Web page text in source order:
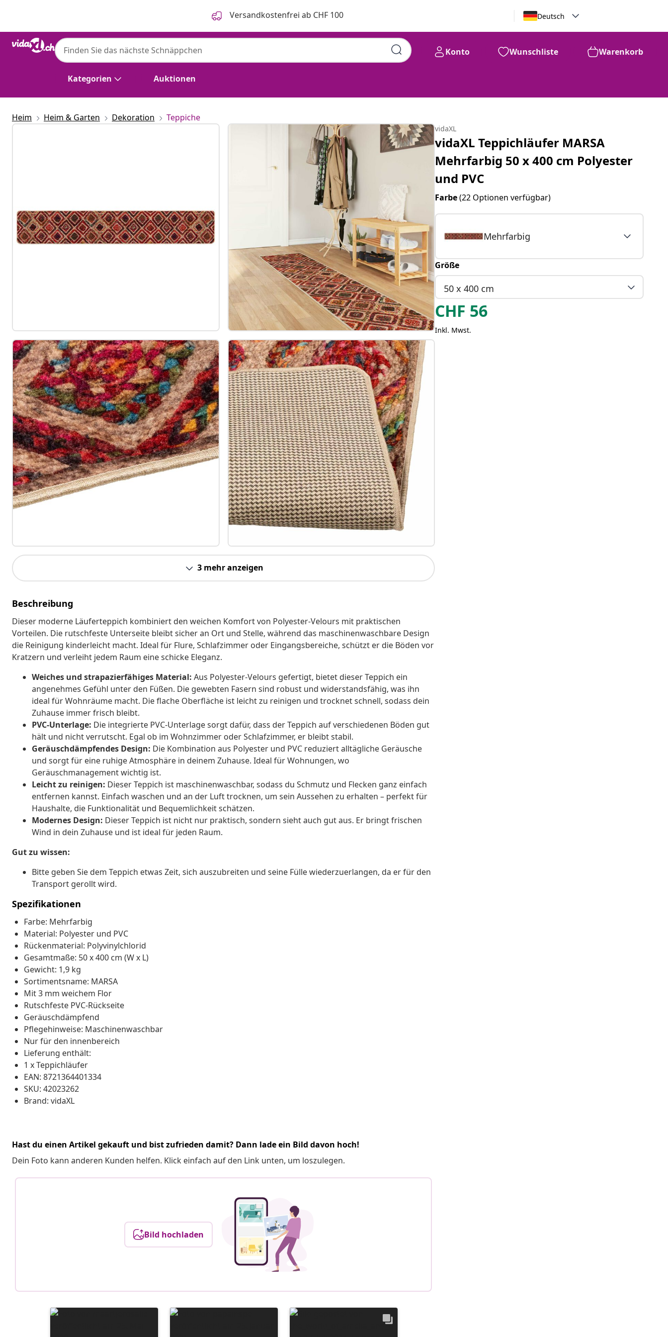
Versandkostenfrei ab CHF 100 Deutsch
Kategorien Auktionen
Konto Wunschliste Warenkorb
Heim Heim & Garten Dekoration Teppiche
3 mehr anzeigen
Beschreibung
Dieser moderne Läuferteppich kombiniert den weichen Komfort von Polyester-Velours mit praktischen
Vorteilen. Die rutschfeste Unterseite bleibt sicher an Ort und Stelle, während das maschinenwaschbare Design
die Reinigung kinderleicht macht. Ideal für Flure, Schlafzimmer oder Eingangsbereiche, schützt er die Böden vor
Kratzern und verleiht jedem Raum eine schicke Eleganz.
Weiches und strapazierfähiges Material: Aus Polyester-Velours gefertigt, bietet dieser Teppich ein
angenehmes Gefühl unter den Füßen. Die gewebten Fasern sind robust und widerstandsfähig, was ihn
ideal für Wohnräume macht. Die flache Oberfläche ist leicht zu reinigen und trocknet schnell, sodass dein
Zuhause immer frisch bleibt.
PVC-Unterlage: Die integrierte PVC-Unterlage sorgt dafür, dass der Teppich auf verschiedenen Böden gut
hält und nicht verrutscht. Egal ob im Wohnzimmer oder Schlafzimmer, er bleibt stabil.
Geräuschdämpfendes Design: Die Kombination aus Polyester und PVC reduziert alltägliche Geräusche
und sorgt für eine ruhige Atmosphäre in deinem Zuhause. Ideal für Wohnungen, wo
Geräuschmanagement wichtig ist.
Leicht zu reinigen: Dieser Teppich ist maschinenwaschbar, sodass du Schmutz und Flecken ganz einfach
entfernen kannst. Einfach waschen und an der Luft trocknen, um sein Aussehen zu erhalten – perfekt für
Haushalte, die Funktionalität und Bequemlichkeit schätzen.
Modernes Design: Dieser Teppich ist nicht nur praktisch, sondern sieht auch gut aus. Er bringt frischen
Wind in dein Zuhause und ist ideal für jeden Raum.
Gut zu wissen:
Bitte geben Sie dem Teppich etwas Zeit, sich auszubreiten und seine Fülle wiederzuerlangen, da er für den
Transport gerollt wird.
Spezifikationen
Farbe: Mehrfarbig
Material: Polyester und PVC
Rückenmaterial: Polyvinylchlorid
Gesamtmaße: 50 x 400 cm (W x L)
Gewicht: 1,9 kg
Sortimentsname: MARSA
Mit 3 mm weichem Flor
Rutschfeste PVC-Rückseite
Geräuschdämpfend
Pflegehinweise: Maschinenwaschbar
Nur für den innenbereich
Lieferung enthält:
1 x Teppichläufer
EAN: 8721364401334
SKU: 42023262
Brand: vidaXL
Hast du einen Artikel gekauft und bist zufrieden damit? Dann lade ein Bild davon hoch!
Dein Foto kann anderen Kunden helfen. Klick einfach auf den Link unten, um loszulegen.
Bild hochladen
vidaXL
vidaXL Teppichläufer MARSA
Mehrfarbig 50 x 400 cm Polyester
und PVC
Farbe(22 Optionen verfügbar)
Mehrfarbig
Größe
50 x 400 cm
CHF 56
Inkl. Mwst.